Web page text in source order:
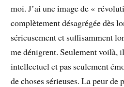
moi. J’ai une image de «
complètement désagrégée dès
sérieusement et suffisamment
me dénigrent. Seulement voilà,
intellectuel et pas seulement
de choses sérieuses. La peur de